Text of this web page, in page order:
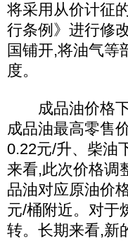
将采用从价计征
行条例》进行修
国铺开,将油气等
度。
成品油价格下
成品油最高零售
0.22元/升、柴油
来看,此次价格调
品油对应原油价
元/桶附近。对于
转。长期来看,新